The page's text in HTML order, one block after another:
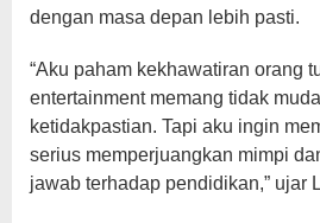
dengan masa depan lebih pasti.
“Aku paham kekhawatiran orang
entertainment memang tidak
ketidakpastian. Tapi aku ingin
serius memperjuangkan mimpi
jawab terhadap pendidikan,” ujar